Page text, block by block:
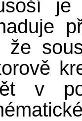
je
že
v